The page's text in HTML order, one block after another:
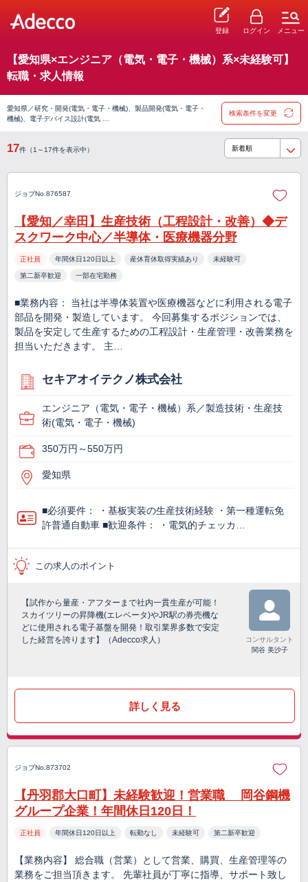
登録 ログイン メニュー
【愛知県×エンジニア（電気・電子・機械）系×未経験可】
転職・求人情報
愛知県／研究・開発(電気・電子・機械)、製品開発(電気・電子・
機械)、電子デバイス設計(電気 …
検索条件を変更
17件（1～17件を表示中）
ジョブNo.876587
【愛知／幸田】生産技術（工程設計・改善）◆デ
スクワーク中心／半導体・医療機器分野
正社員 年間休日120日以上 産休育休取得実績あり 未経験可
第二新卒歓迎 一部在宅勤務
■業務内容： 当社は半導体装置や医療機器などに利用される電子
部品を開発・製造しています。 今回募集するポジションでは、
製品を安定して生産するための工程設計・生産管理・改善業務を
担当いただきます。 主…
セキアオイテクノ株式会社
エンジニア（電気・電子・機械）系／製造技術・生産技
術(電気・電子・機械)
350万円～550万円
愛知県
■必須要件： ・基板実装の生産技術経験 ・第一種運転免
許普通自動車 ■歓迎条件： ・電気的チェッカ…
この求人のポイント
【試作から量産・アフターまで社内一貫生産が可能！
スカイツリーの昇降機(エレベータ)やJR駅の券売機な
どに使用される電子基盤を開発！取引業界多数で安定
した経営を誇ります】（Adecco求人）
コンサルタント
関谷 美沙子
詳しく見る
ジョブNo.873702
【丹羽郡大口町】未経験歓迎！営業職 岡谷鋼機
グループ企業！年間休日120日！
正社員 年間休日120日以上 転勤なし 未経験可 第二新卒歓迎
【業務内容】 総合職（営業）として営業、購買、生産管理等の
業務をご担当頂きます。 先輩社員が丁寧に指導、サポート致し